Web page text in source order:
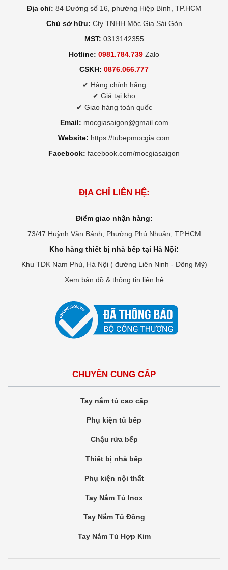
Địa chỉ: 84 Đường số 16, phường Hiệp Bình, TP.HCM
Chủ sở hữu: Cty TNHH Mộc Gia Sài Gòn
MST: 0313142355
Hotline: 0981.784.739 Zalo
CSKH: 0876.066.777
✔ Hàng chính hãng
✔ Giá tại kho
✔ Giao hàng toàn quốc
Email: mocgiasaigon@gmail.com
Website: https://tubepmocgia.com
Facebook: facebook.com/mocgiasaigon
ĐỊA CHỈ LIÊN HỆ:
Điểm giao nhận hàng:
73/47 Huỳnh Văn Bánh, Phường Phú Nhuận, TP.HCM
Kho hàng thiết bị nhà bếp tại Hà Nội:
Khu TDK Nam Phù, Hà Nội ( đường Liên Ninh - Đông Mỹ)
Xem bản đồ & thông tin liên hệ
CHUYÊN CUNG CẤP
Tay nắm tủ cao cấp
Phụ kiện tủ bếp
Chậu rửa bếp
Thiết bị nhà bếp
Phụ kiện nội thất
Tay Nắm Tủ Inox
Tay Nắm Tủ Đồng
Tay Nắm Tủ Hợp Kim